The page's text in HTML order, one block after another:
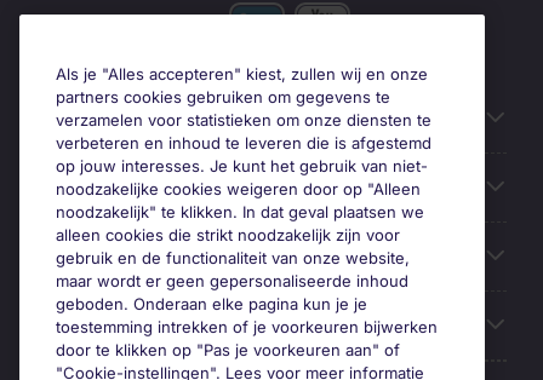
Gebruiksvriendelijke informatie
Prix
Zoek vacatures in
Trends
Als je "Alles accepteren" kiest, zullen wij en onze
partners cookies gebruiken om gegevens te
verzamelen voor statistieken om onze diensten te
verbeteren en inhoud te leveren die is afgestemd
op jouw interesses. Je kunt het gebruik van niet-
noodzakelijke cookies weigeren door op "Alleen
noodzakelijk" te klikken. In dat geval plaatsen we
alleen cookies die strikt noodzakelijk zijn voor
gebruik en de functionaliteit van onze website,
maar wordt er geen gepersonaliseerde inhoud
geboden. Onderaan elke pagina kun je je
toestemming intrekken of je voorkeuren bijwerken
door te klikken op "Pas je voorkeuren aan" of
"Cookie-instellingen". Lees voor meer informatie